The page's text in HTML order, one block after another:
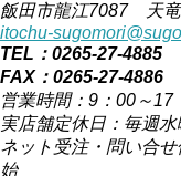
飯田市龍江7087 天竜
itochu-
TEL：0265-27-4885
FAX：0265-27-4886
営業時間：9：00～17
実店舗定休日：毎週
ネット受注・問い合
始